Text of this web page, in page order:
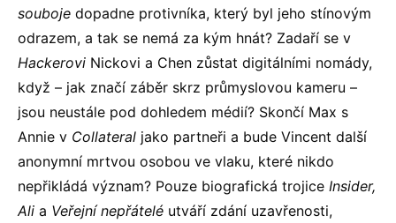
souboje dopadne protivníka, který byl jeho stínovým
odrazem, a tak se nemá za kým hnát? Zadaří se v
Hackerovi Nickovi a Chen zůstat digitálními nomády,
když – jak značí záběr skrz průmyslovou kameru –
jsou neustále pod dohledem médií? Skončí Max s
Annie v Collateral jako partneři a bude Vincent další
anonymní mrtvou osobou ve vlaku, které nikdo
nepřikládá význam? Pouze biografická trojice Insider,
Ali a Veřejní nepřátelé utváří zdání uzavřenosti,